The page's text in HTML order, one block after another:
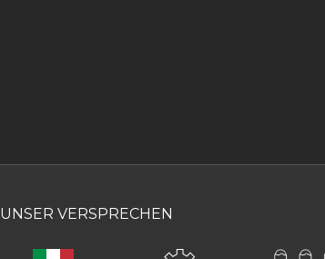
UNSER VERSPRECHEN